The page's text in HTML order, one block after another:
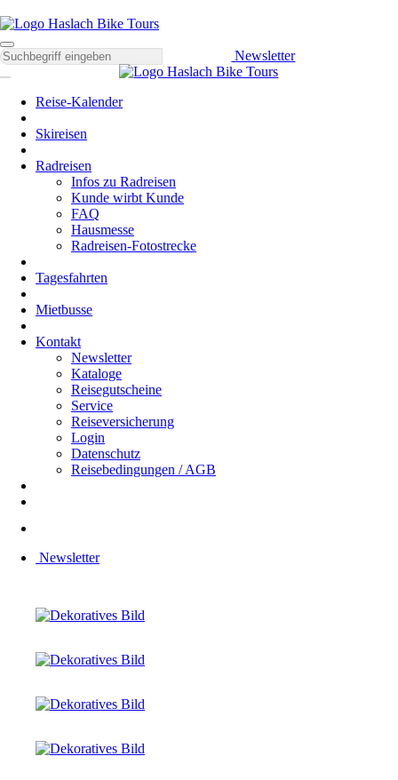
Newsletter
Reise-Kalender
Skireisen
Radreisen
Infos zu Radreisen
Kunde wirbt Kunde
FAQ
Hausmesse
Radreisen-Fotostrecke
Tagesfahrten
Mietbusse
Kontakt
Newsletter
Kataloge
Reisegutscheine
Service
Reiseversicherung
Login
Datenschutz
Reisebedingungen / AGB
Newsletter